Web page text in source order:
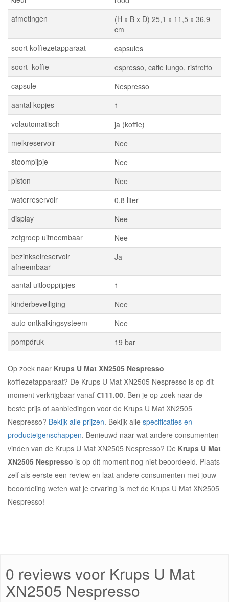
afmetingen
(H x B x D) 25,1 x 11,5 x 36,9
cm
soort koffiezetapparaat
capsules
soort_koffie
espresso, caffe lungo, ristretto
capsule
Nespresso
aantal kopjes
1
volautomatisch
ja (koffie)
melkreservoir
Nee
stoompijpje
Nee
piston
Nee
waterreservoir
0,8 liter
display
Nee
zetgroep uitneembaar
Nee
bezinkselreservoir
afneembaar
Ja
aantal uitlooppijpjes
1
kinderbeveiliging
Nee
auto ontkalkingsysteem
Nee
pompdruk
19 bar
Op zoek naar Krups U Mat XN2505 Nespresso
koffiezetapparaat? De Krups U Mat XN2505 Nespresso is op dit
moment verkrijgbaar vanaf €111.00. Ben je op zoek naar de
beste prijs of aanbiedingen voor de Krups U Mat XN2505
Nespresso? Bekijk alle prijzen. Bekijk alle specificaties en
producteigenschappen. Benieuwd naar wat andere consumenten
vinden van de Krups U Mat XN2505 Nespresso? De Krups U Mat
XN2505 Nespresso is op dit moment nog niet beoordeeld. Plaats
zelf als eerste een review en laat andere consumenten met jouw
beoordeling weten wat je ervaring is met de Krups U Mat XN2505
Nespresso!
0 reviews voor Krups U Mat
XN2505 Nespresso